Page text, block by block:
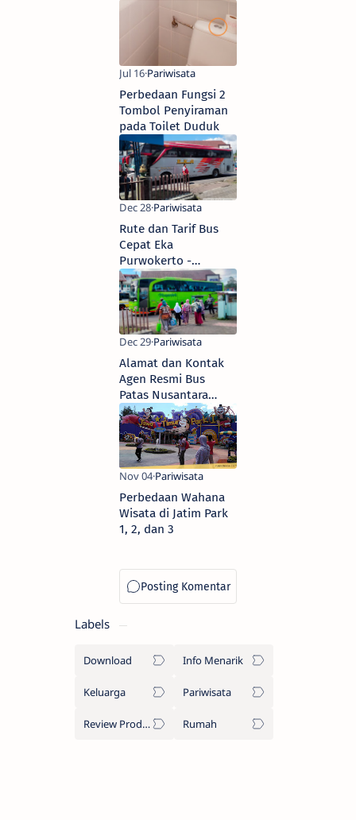
Perbedaan Fungsi 2
Tombol Penyiraman
pada Toilet Duduk
Rute dan Tarif Bus
Cepat Eka
Purwokerto -
Surabaya, Agen Tiket
Resmi Parakan
Alamat dan Kontak
Agen Resmi Bus
Patas Nusantara
Parakan Beserta Info
Tarif dan Jadwalnya
Perbedaan Wahana
Wisata di Jatim Park
1, 2, dan 3
Labels
Download Info Menarik
Keluarga Pariwisata
Review Produk Rumah